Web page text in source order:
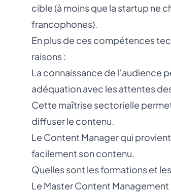
cible (à moins que la startup ne
francophones).
En plus de ces compétences
raisons :
La connaissance de l’audience
adéquation avec les attentes
Cette maîtrise sectorielle
diffuser le contenu.
Le Content Manager qui
facilement son contenu.
Quelles sont les formations et
Le Master Content